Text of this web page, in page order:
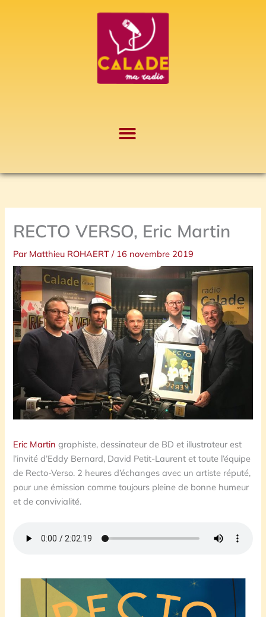
RECTO VERSO, Eric Martin
Par Matthieu ROHAERT/ 16 novembre 2019
Eric Martin graphiste, dessinateur de BD et illustrateur est
l’invité d’Eddy Bernard, David Petit-Laurent et toute l’équipe
de Recto-Verso. 2 heures d’échanges avec un artiste réputé,
pour une émission comme toujours pleine de bonne humeur
et de convivialité.